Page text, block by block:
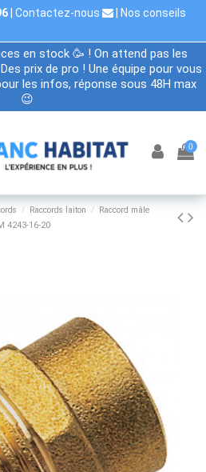
Contactez-nous Nos conseils
en stock 🥳 ! On attend pas les
prix de pro ! Une équipe pour vous
les infos, réponse sous 48H max
😉
0
Raccords laiton
Raccord mâle
4243-16-20